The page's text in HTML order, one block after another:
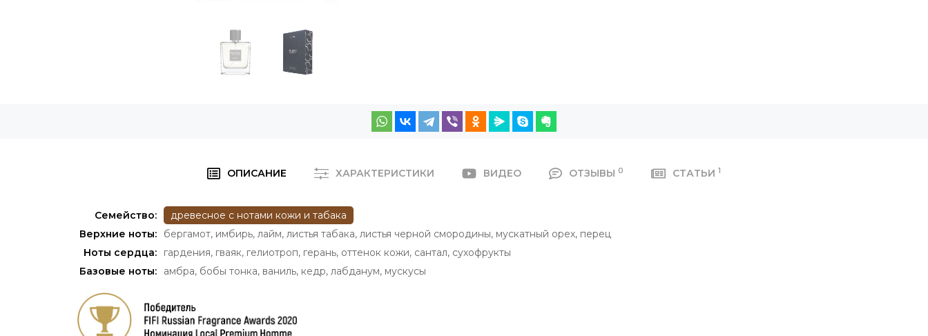
ОПИСАНИЕ ХАРАКТЕРИСТИКИ ВИДЕО ОТЗЫВЫ 0 СТАТЬИ 1
Семейство:
древесное с нотами кожи и табака
Верхние ноты:
бергамот, имбирь, лайм, листья табака, листья черной смородины, мускатный орех, перец
Ноты сердца:
гардения, гваяк, гелиотроп, герань, оттенок кожи, сантал, сухофрукты
Базовые ноты:
амбра, бобы тонка, ваниль, кедр, лабданум, мускусы